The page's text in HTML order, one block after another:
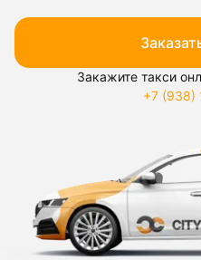
Закажите такси
+7 (938)